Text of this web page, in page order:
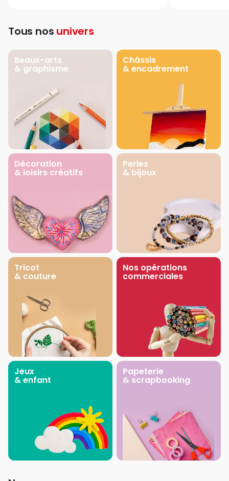
Tous nos univers
Beaux-arts
& graphisme
Châssis
& encadrement
Décoration
& loisirs créatifs
Perles
& bijoux
Tricot
& couture
Nos opérations
commerciales
Jeux
& enfant
Papeterie
& scrapbooking